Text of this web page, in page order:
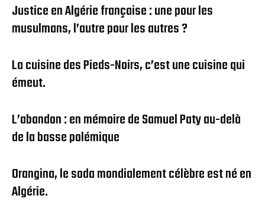
Justice en Algérie française : une pour les
musulmans, l’autre pour les autres ?
La cuisine des Pieds-Noirs, c’est une cuisine qui
émeut.
L’abandon : en mémoire de Samuel Paty au-delà
de la basse polémique
Orangina, le soda mondialement célèbre est né en
Algérie.